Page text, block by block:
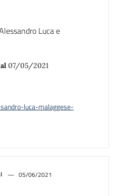
05/06/2021
Luca e
al 07/05/2021
luca-malaggese-